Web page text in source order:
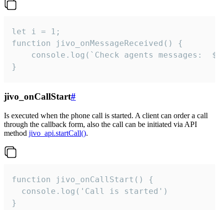
let i = 1;
function jivo_onMessageReceived() {
}
jivo_onCallStart#
Is executed when the phone call is started. A client can order a call
through the callback form, also the call can be initiated via API
method jivo_api.startCall().
function jivo_onCallStart() {
  console.log('Call is started')
}